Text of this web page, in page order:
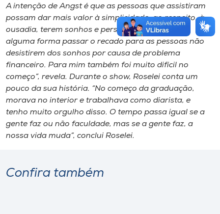
A intenção de Angst é que as pessoas que assistiram
possam dar mais valor à simplicidade, ao respeito, à
ousadia, terem sonhos e persistência. “Quero de
alguma forma passar o recado para as pessoas não
desistirem dos sonhos por causa de problema
financeiro. Para mim também foi muito difícil no
começo”, revela. Durante o show, Roselei conta um
pouco da sua história. “No começo da graduação,
morava no interior e trabalhava como diarista, e
tenho muito orgulho disso. O tempo passa igual se a
gente faz ou não faculdade, mas se a gente faz, a
nossa vida muda”, conclui Roselei.
Confira também